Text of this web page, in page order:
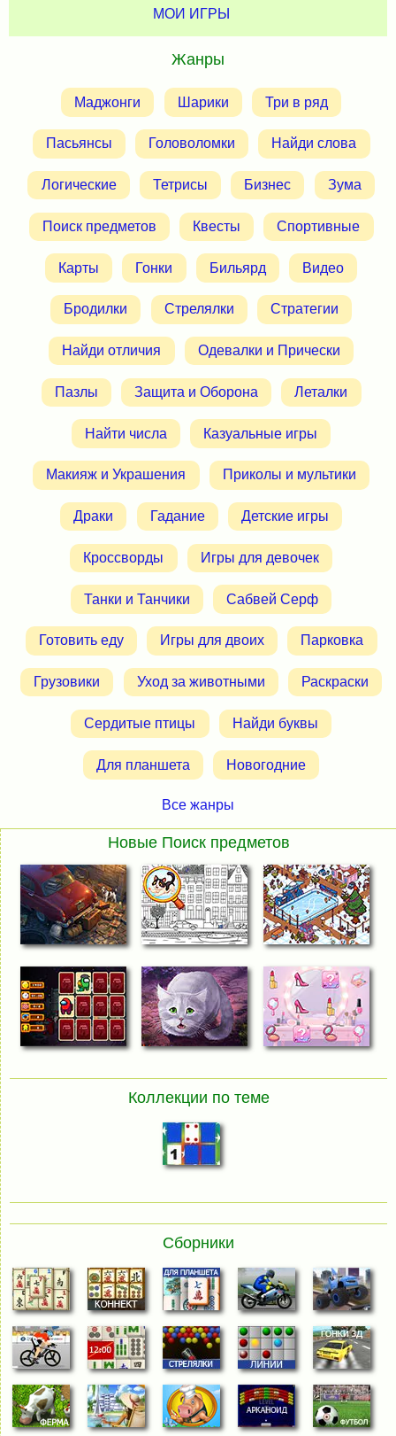
МОИ ИГРЫ
Жанры
Маджонги Шарики Три в ряд
Пасьянсы Головоломки Найди слова
Логические Тетрисы Бизнес Зума
Поиск предметов Квесты Спортивные
Карты Гонки Бильярд Видео
Бродилки Стрелялки Стратегии
Найди отличия Одевалки и Прически
Пазлы Защита и Оборона Леталки
Найти числа Казуальные игры
Макияж и Украшения Приколы и мультики
Драки Гадание Детские игры
Кроссворды Игры для девочек
Танки и Танчики Сабвей Серф
Готовить еду Игры для двоих Парковка
Грузовики Уход за животными Раскраски
Сердитые птицы Найди буквы
Для планшета Новогодние
Все жанры
Новые Поиск предметов
Коллекции по теме
Сборники